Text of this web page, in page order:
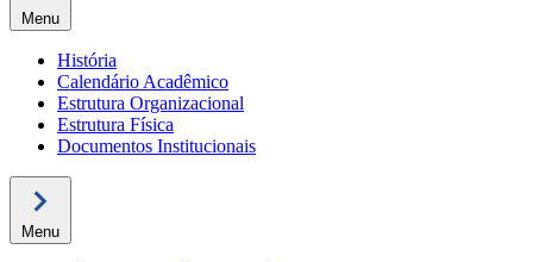
Menu
História
Calendário Acadêmico
Estrutura Organizacional
Estrutura Física
Documentos Institucionais
Menu